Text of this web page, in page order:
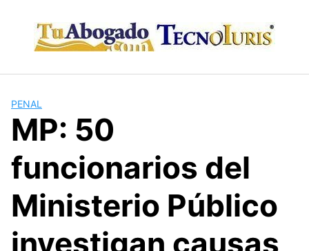
content
PENAL
MP: 50
funcionarios del
Ministerio Público
investigan causas